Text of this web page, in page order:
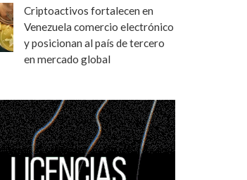
Criptoactivos fortalecen en
Venezuela comercio electrónico
y posicionan al país de tercero
en mercado global